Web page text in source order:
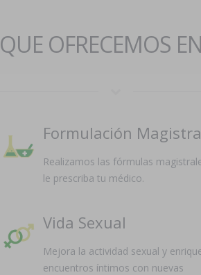
OFRECEMOS
Formulación
Realizamos las fórmulas
le prescriba tu médico.
Vida Sexual
Mejora la actividad sexual y
encuentros íntimos con nuevas